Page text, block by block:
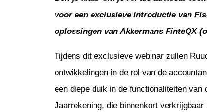
voor een exclusieve introductie van
oplossingen van Akkermans FinteQX
Tijdens dit exclusieve webinar zullen
ontwikkelingen in de rol van de
een diepe duik in de functionaliteiten
Jaarrekening, die binnenkort verkrijgbaar